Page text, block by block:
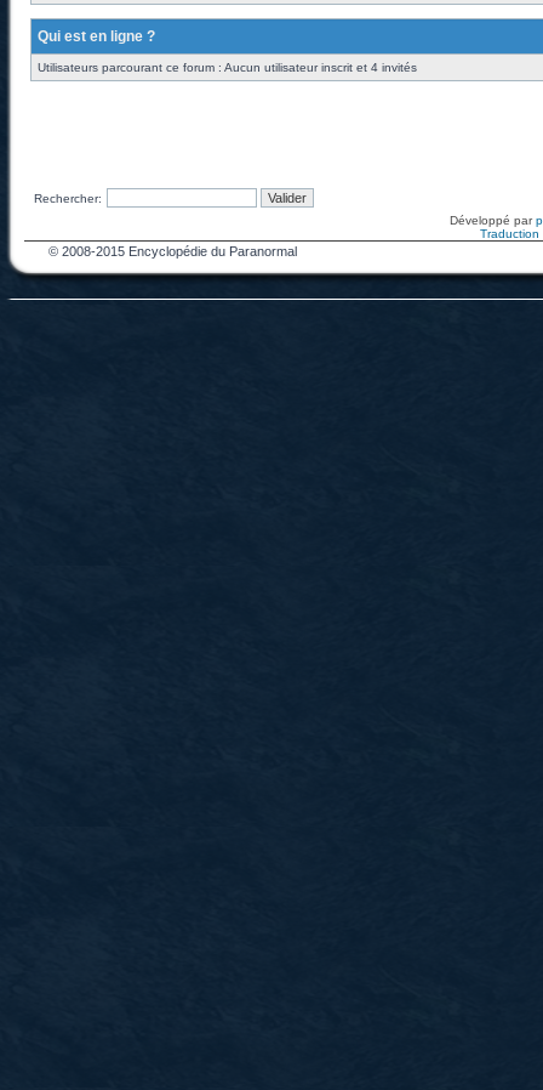
Qui est en ligne ?
Utilisateurs parcourant ce forum : Aucun utilisateur inscrit et 4 invités
Rechercher:
Développé par
Traduction
© 2008-2015 Encyclopédie du Paranormal